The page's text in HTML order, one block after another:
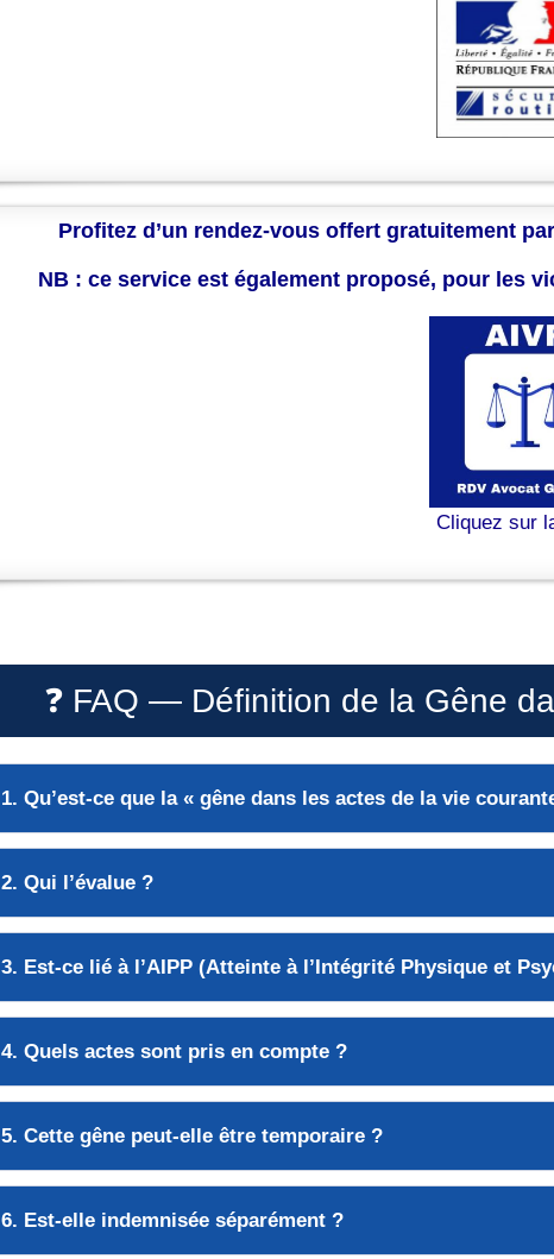
Profitez d’un rendez-vous offert gratuitement
NB : ce service est également proposé, pour les
Cliquez sur
❓ FAQ — Définition de la Gêne
1. Qu’est-ce que la « gêne dans les actes de la vie
2. Qui l’évalue ?
3. Est-ce lié à l’AIPP (Atteinte à l’Intégrité Physique et
4. Quels actes sont pris en compte ?
5. Cette gêne peut-elle être temporaire ?
6. Est-elle indemnisée séparément ?